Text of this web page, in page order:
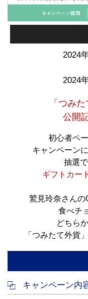
2024
2024
「つみ
公開
初心者ペ
キャンペーン
抽選で
ギフトカー
鷲見玲奈さんの
食べチ
どちら
「つみたて外貨
キャンペーン内